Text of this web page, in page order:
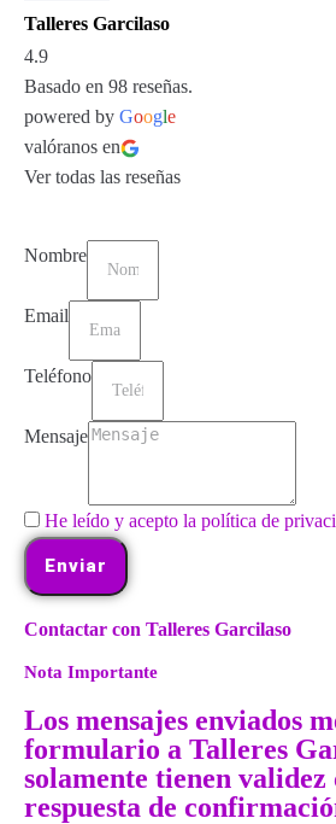
Talleres Garcilaso
4.9
Basado en 98 reseñas.
powered by Google
valóranos en
Ver todas las reseñas
Nombre
Email
Teléfono
Mensaje
He leído y acepto la política de
Enviar
Contactar con Talleres Garcilaso
Nota Importante
Los mensajes enviados
formulario a Talleres
solamente tienen validez
respuesta de